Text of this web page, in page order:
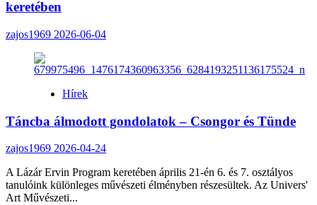
keretében
zajos1969 2026-06-04
Hírek
Táncba álmodott gondolatok – Csongor és Tünde
zajos1969 2026-04-24
A Lázár Ervin Program keretében április 21-én 6. és 7. osztályos
tanulóink különleges művészeti élményben részesültek. Az Univers'
Art Művészeti...